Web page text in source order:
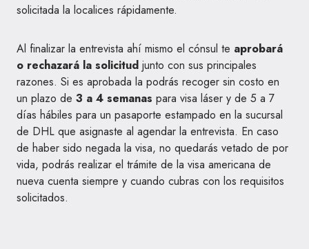
solicitada la localices rápidamente.
Al finalizar la entrevista ahí mismo el cónsul te aprobará
o rechazará la solicitud junto con sus principales
razones. Si es aprobada la podrás recoger sin costo en
un plazo de 3 a 4 semanas para visa láser y de 5 a 7
días hábiles para un pasaporte estampado en la sucursal
de DHL que asignaste al agendar la entrevista. En caso
de haber sido negada la visa, no quedarás vetado de por
vida, podrás realizar el trámite de la visa americana de
nueva cuenta siempre y cuando cubras con los requisitos
solicitados.